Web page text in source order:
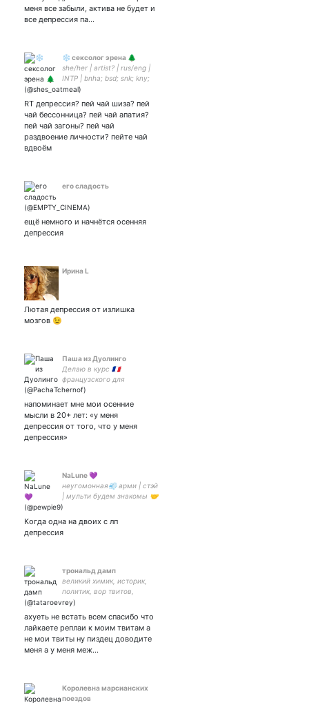
меня все забыли, актива не будет и
все депрессия па…
❄️ сексолог эрена 🌲
she/her | artist? | rus/eng |
INTP | bnha; bsd; snk; kny;
hq; hxh; mp100; dgrp; ft |
все пэйринги | парная с: 💜
RT депрессия? пей чай шиза? пей
чай бессонница? пей чай апатия?
пей чай загоны? пей чай
раздвоение личности? пейте чай
вдвоём
его сладость
ещё немного и начнётся осенняя
депрессия
Ирина L
Лютая депрессия от излишка
мозгов 😉
Паша из Дуолинго
Делаю в курс 🇫🇷
французского для
русскоговорящих.
Профеминист. Есть
признаки #РАС.
напоминает мне мои осенние
мысли в 20+ лет: «у меня
депрессия от того, что у меня
депрессия»
NaLune 💜
неугомонная💨 арми | стэй
| мульти будем знакомы 🤝
Когда одна на двоих с лп
депрессия
трональд дамп
великий химик, историк,
политик, вор твитов,
социолог,
переводчик и просто
королева мира
ахуеть не встать всем спасибо что
лайкаете реплаи к моим твитам а
не мои твиты ну пиздец доводите
меня а у меня меж…
Королевна марсианских
поездов